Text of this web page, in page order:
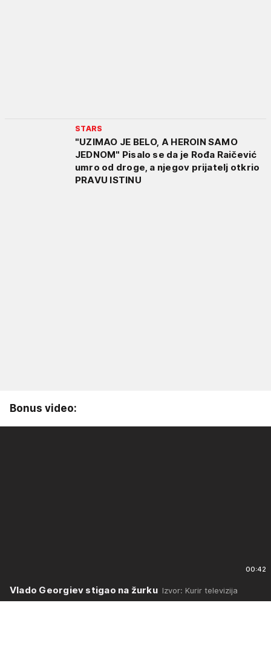
STARS
"UZIMAO JE BELO, A HEROIN SAMO
JEDNOM" Pisalo se da je Rođa Raičević
umro od droge, a njegov prijatelj otkrio
PRAVU ISTINU
Bonus video:
00:42
Vlado Georgiev stigao na žurkuIzvor: Kurir televizija